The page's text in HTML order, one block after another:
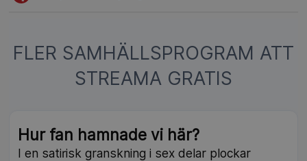
FLER SAMHÄLLSPROGRAM ATT
STREAMA GRATIS
Hur fan hamnade vi här?
I en satirisk granskning i sex delar plockar